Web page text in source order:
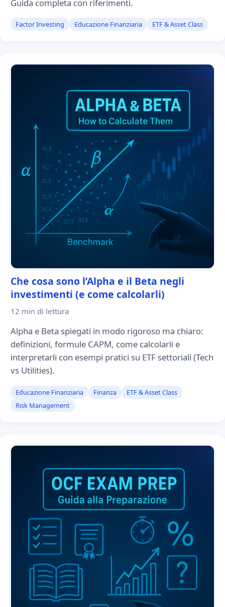
Guida completa con riferimenti.
Factor Investing Educazione Finanziaria ETF & Asset Class
Che cosa sono l’Alpha e il Beta negli
investimenti (e come calcolarli)
12 min di lettura
Alpha e Beta spiegati in modo rigoroso ma chiaro:
definizioni, formule CAPM, come calcolarli e
interpretarli con esempi pratici su ETF settoriali (Tech
vs Utilities).
Educazione Finanziaria Finanza
ETF & Asset Class
Risk Management